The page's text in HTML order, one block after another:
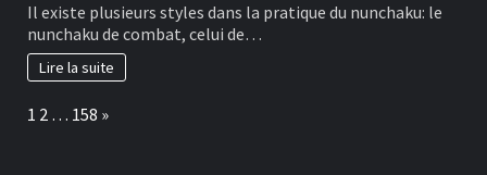
Il existe plusieurs styles dans la pratique du nunchaku: le
nunchaku de combat, celui de…
Lire la suite
Page:
1 2 … 158 Next
»